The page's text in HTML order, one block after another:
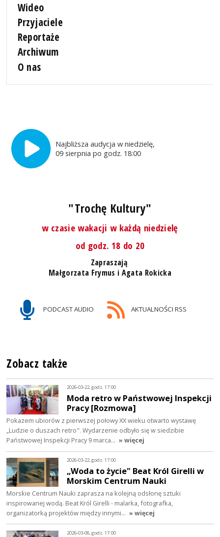
Wideo
Przyjaciele
Reportaże
Archiwum
O nas
Najbliższa audycja w niedzielę,
09 sierpnia po godz. 18:00
"Trochę Kultury"
w czasie wakacji w każdą niedzielę
od godz. 18 do 20
Zapraszają
Małgorzata Frymus i Agata Rokicka
PODCAST AUDIO AKTUALNOŚCI RSS
Zobacz także
2026-03-22, godz. 17:00
Moda retro w Państwowej Inspekcji
Pracy [Rozmowa]
Pokazem ubiorów z pierwszej połowy XX wieku otwarto wystawę
„Ludzie o duszach retro". Wydarzenie odbyło się w siedzibie
Państwowej Inspekcji Pracy 9 marca… » więcej
2026-03-22, godz. 17:00
„Woda to życie" Beat Król Girelli w
Morskim Centrum Nauki
Morskie Centrum Nauki zaprasza na kolejną odsłonę sztuki
inspirowanej wodą. Beat Król Girelli - malarka, fotografka,
organizatorką projektów między innymi… » więcej
2026-03-08, godz. 17:00